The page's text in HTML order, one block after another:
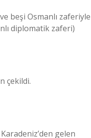
beşi Osmanlı zaferiyle
diplomatik zaferi)
çekildi.
gelen